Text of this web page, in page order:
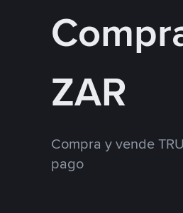
ZAR
Compra y vende
pago